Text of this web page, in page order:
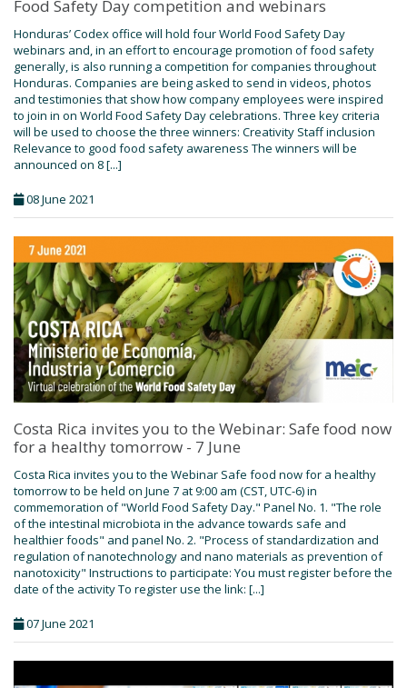
Food Safety Day competition and webinars
Honduras’ Codex office will hold four World Food Safety Day
webinars and, in an effort to encourage promotion of food safety
generally, is also running a competition for companies throughout
Honduras. Companies are being asked to send in videos, photos
and testimonies that show how company employees were inspired
to join in on World Food Safety Day celebrations. Three key criteria
will be used to choose the three winners: Creativity Staff inclusion
Relevance to good food safety awareness The winners will be
announced on 8 [...]
08 June 2021
Costa Rica invites you to the Webinar: Safe food now
for a healthy tomorrow - 7 June
Costa Rica invites you to the Webinar Safe food now for a healthy
tomorrow to be held on June 7 at 9:00 am (CST, UTC-6) in
commemoration of "World Food Safety Day." Panel No. 1. "The role
of the intestinal microbiota in the advance towards safe and
healthier foods" and panel No. 2. "Process of standardization and
regulation of nanotechnology and nano materials as prevention of
nanotoxicity" Instructions to participate: You must register before the
date of the activity To register use the link: [...]
07 June 2021